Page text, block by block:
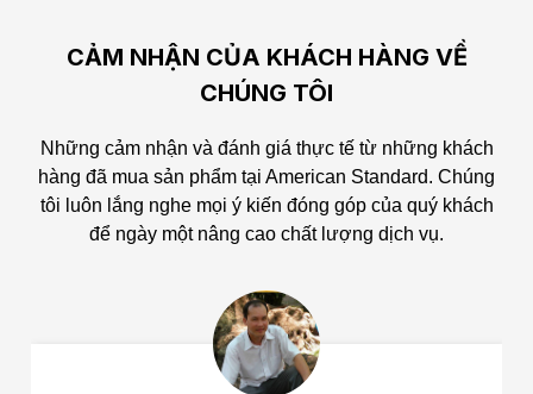
CẢM NHẬN CỦA KHÁCH HÀNG VỀ
CHÚNG TÔI
Những cảm nhận và đánh giá thực tế từ những khách
hàng đã mua sản phẩm tại American Standard. Chúng
tôi luôn lắng nghe mọi ý kiến đóng góp của quý khách
để ngày một nâng cao chất lượng dịch vụ.